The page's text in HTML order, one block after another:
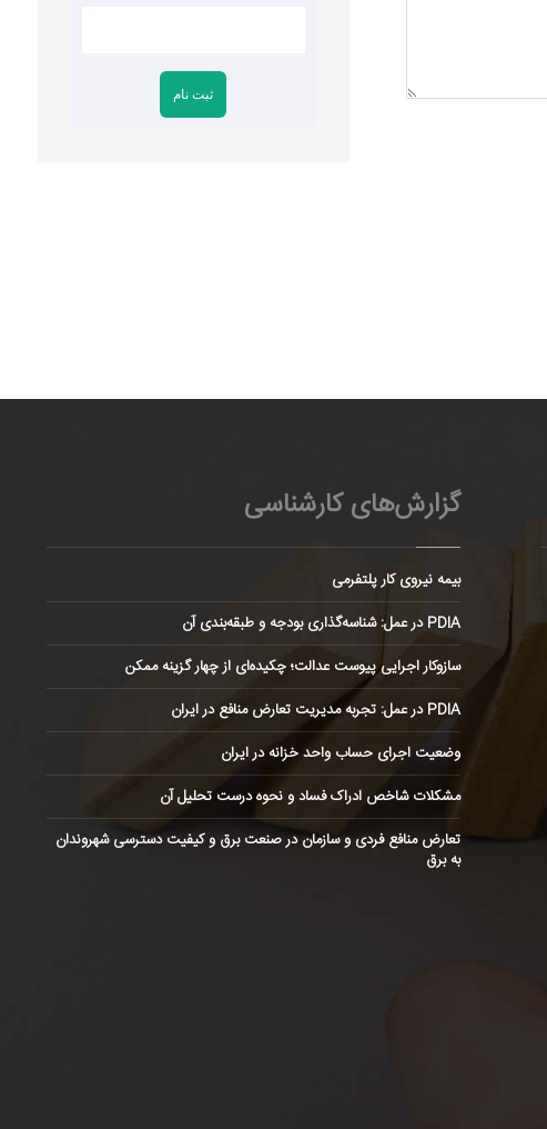
گزارش‌های کارشناسی
بیمه نیروی کار پلتفرمی
PDIA در عمل: شناسه‌گذاری بودجه و طبقه‌بندی آن
سازوکار اجرایی پیوست عدالت؛ چکیده‌ای از چهار گزینه ممکن
PDIA در عمل: تجربه مدیریت تعارض منافع در ایران
وضعیت اجرای حساب واحد خزانه در ایران
مشکلات شاخص ادراک فساد و نحوه درست تحلیل آن
تعارض منافع فردی و سازمان در صنعت برق و کیفیت دسترسی شهروندان
به برق